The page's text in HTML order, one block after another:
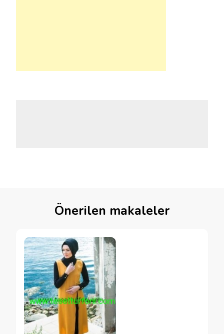
Önerilen makaleler